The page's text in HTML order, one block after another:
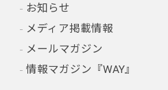
お知らせ
メディア掲載情報
メールマガジン
情報マガジン『WAY』